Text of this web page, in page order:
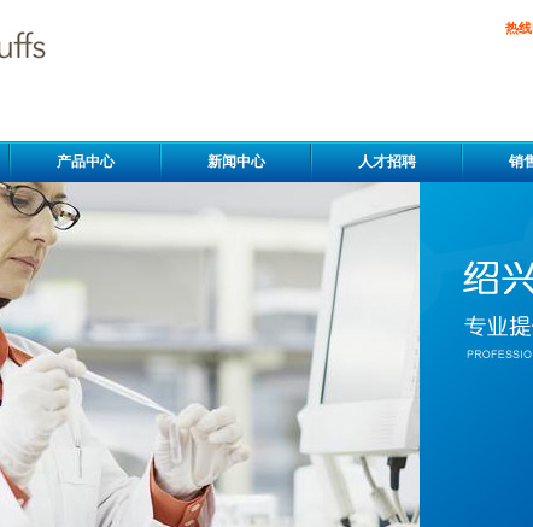
热
产品中心 新闻中心 人才招聘 销